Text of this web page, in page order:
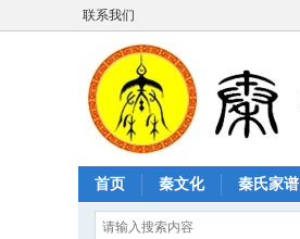
联系我们
首页 秦文化 秦氏家谱